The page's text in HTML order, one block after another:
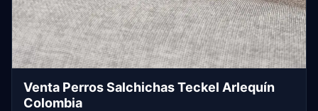
Venta Perros Salchichas Teckel Arlequín
Colombia